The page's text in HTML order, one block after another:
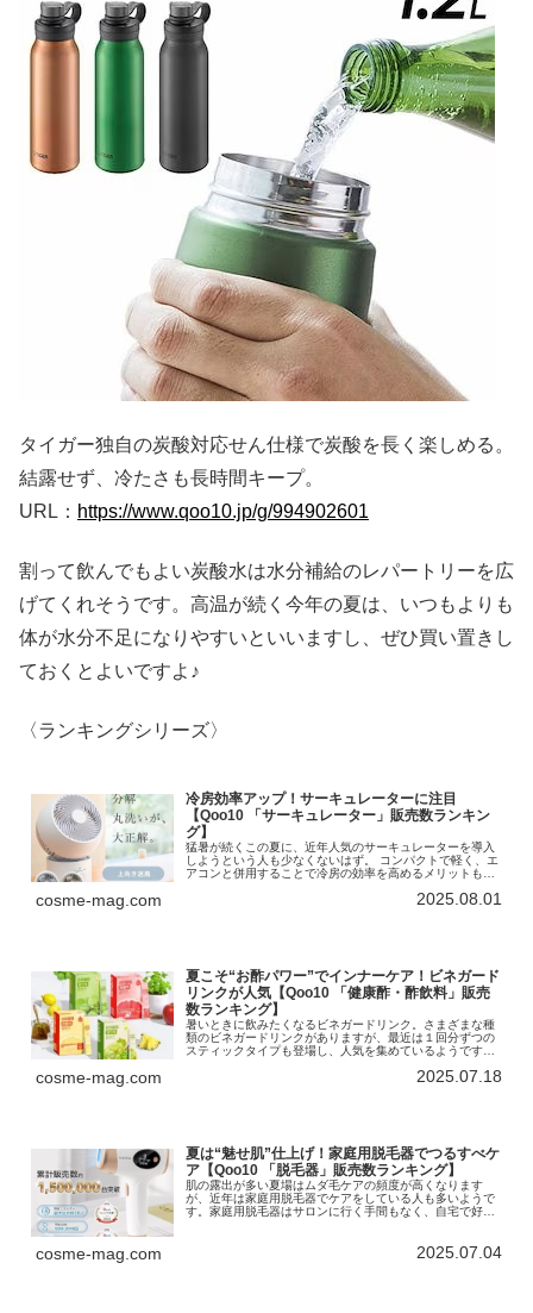
タイガー独自の炭酸対応せん仕様で炭酸を長く楽しめる。
結露せず、冷たさも長時間キープ。
URL： https://www.qoo10.jp/g/994902601
割って飲んでもよい炭酸水は水分補給のレパートリーを広
げてくれそうです。高温が続く今年の夏は、いつもよりも
体が水分不足になりやすいといいますし、ぜひ買い置きし
ておくとよいですよ♪
〈ランキングシリーズ〉
冷房効率アップ！サーキュレーターに注目
【Qoo10 「サーキュレーター」販売数ランキン
グ】
猛暑が続くこの夏に、近年人気のサーキュレーターを導入
しようという人も少なくないはず。 コンパクトで軽く、エ
アコンと併用することで冷房の効率を高めるメリットも注
cosme-mag.com 2025.08.01
夏こそ“お酢パワー”でインナーケア！ビネガード
リンクが人気【Qoo10 「健康酢・酢飲料」販売
数ランキング】
暑いときに飲みたくなるビネガードリンク。さまざまな種
類のビネガードリンクがありますが、最近は１回分ずつの
スティックタイプも登場し、人気を集めているようです。
cosme-mag.com 2025.07.18
夏は“魅せ肌”仕上げ！家庭用脱毛器でつるすべケ
ア【Qoo10 「脱毛器」販売数ランキング】
肌の露出が多い夏場はムダ毛ケアの頻度が高くなります
が、近年は家庭用脱毛器でケアをしている人も多いようで
す。家庭用脱毛器はサロンに行く手間もなく、自宅で好き
cosme-mag.com 2025.07.04